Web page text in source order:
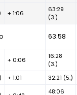
+ 1:06
63:29
(3.)
63:58
+ 0:06
16:28
(3.)
+ 1:01 32:21 (5.)
48:06